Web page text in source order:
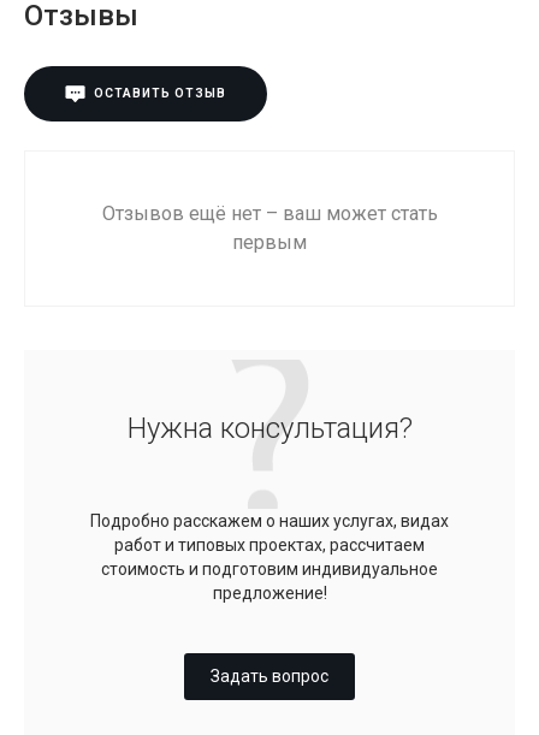
Отзывы
ОСТАВИТЬ ОТЗЫВ
Отзывов ещё нет – ваш может стать
первым
Нужна консультация?
Подробно расскажем о наших услугах, видах
работ и типовых проектах, рассчитаем
стоимость и подготовим индивидуальное
предложение!
Задать вопрос